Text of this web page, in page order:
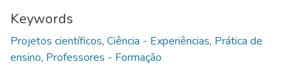
Keywords
Projetos científicos, Ciência - Experiências, Prática de
ensino, Professores - Formação